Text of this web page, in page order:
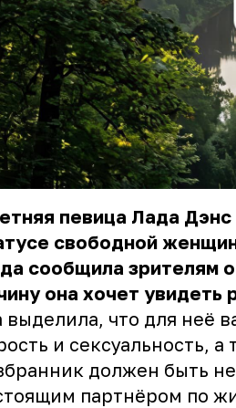
певица Лада
свободной
сообщила зрителям
она хочет увидеть
выделила, что для неё
и сексуальность, а
должен быть не
партнёром по